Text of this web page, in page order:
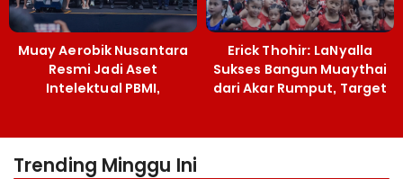
Muay Aerobik Nusantara
Resmi Jadi Aset
Intelektual PBMI,
Erick Thohir: LaNyalla
Sukses Bangun Muaythai
dari Akar Rumput, Target
Trending Minggu Ini